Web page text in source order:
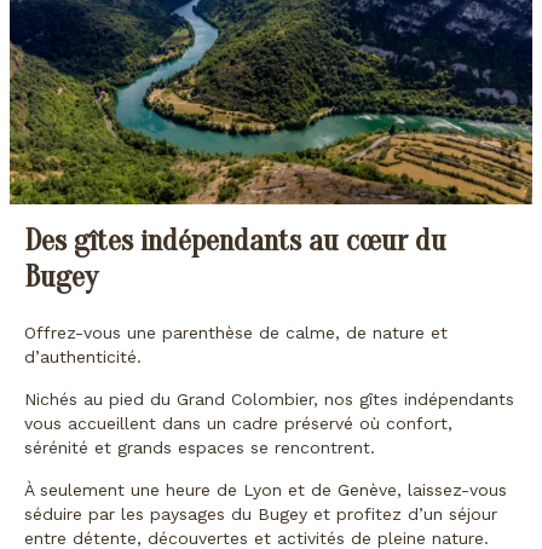
Des gîtes indépendants au cœur du
Bugey
Offrez-vous une parenthèse de calme, de nature et
d’authenticité.
Nichés au pied du Grand Colombier, nos gîtes indépendants
vous accueillent dans un cadre préservé où confort,
sérénité et grands espaces se rencontrent.
À seulement une heure de Lyon et de Genève, laissez-vous
séduire par les paysages du Bugey et profitez d’un séjour
entre détente, découvertes et activités de pleine nature.